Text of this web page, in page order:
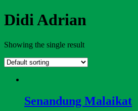
Didi Adrian
Showing the single result
Senandung Malaikat